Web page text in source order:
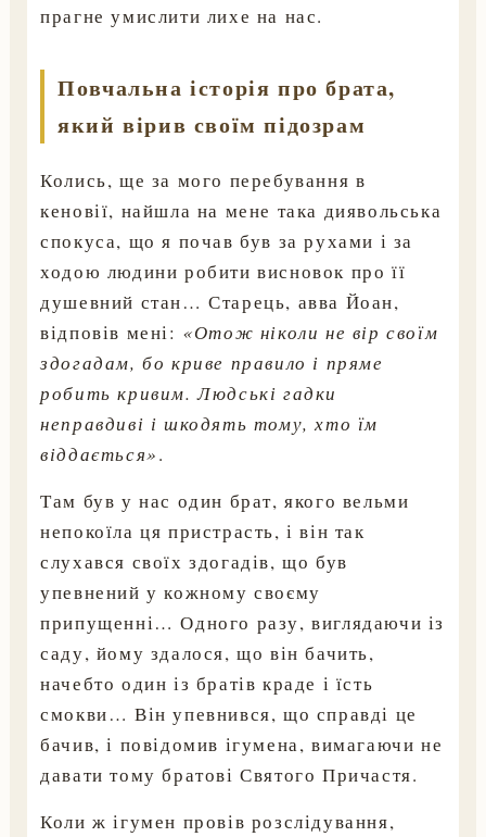
прагне умислити лихе на нас.
Повчальна історія про брата,
який вірив своїм підозрам
Колись, ще за мого перебування в
кеновії, найшла на мене така диявольська
спокуса, що я почав був за рухами і за
ходою людини робити висновок про її
душевний стан… Старець, авва Йоан,
відповів мені: «Отож ніколи не вір своїм
здогадам, бо криве правило і пряме
робить кривим. Людські гадки
неправдиві і шкодять тому, хто їм
віддається».
Там був у нас один брат, якого вельми
непокоїла ця пристрасть, і він так
слухався своїх здогадів, що був
упевнений у кожному своєму
припущенні… Одного разу, виглядаючи із
саду, йому здалося, що він бачить,
начебто один із братів краде і їсть
смокви… Він упевнився, що справді це
бачив, і повідомив ігумена, вимагаючи не
давати тому братові Святого Причастя.
Коли ж ігумен провів розслідування,